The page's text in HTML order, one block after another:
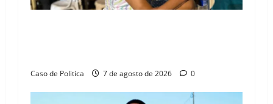
i
n
Caso de Politica 7 de agosto de 2026 0